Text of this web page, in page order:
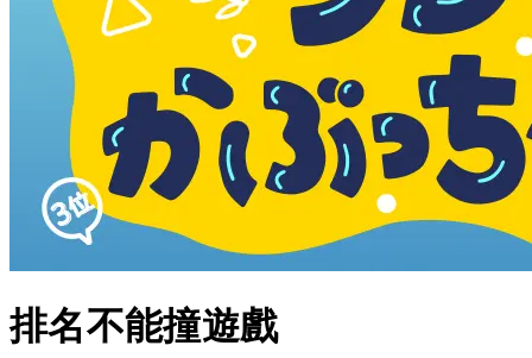
排名不能撞遊戲